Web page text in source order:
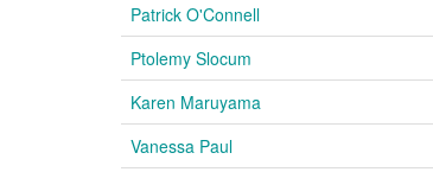
Patrick O'Connell
Ptolemy Slocum
Karen Maruyama
Vanessa Paul